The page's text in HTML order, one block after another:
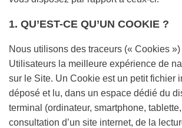
1. QU’EST-CE QU’UN COOKIE ?
Nous utilisons des traceurs (« Cookies
Utilisateurs la meilleure expérience de
sur le Site. Un Cookie est un petit fichier
déposé et lu, dans un espace dédié du
terminal (ordinateur, smartphone,
consultation d’un site internet, de la